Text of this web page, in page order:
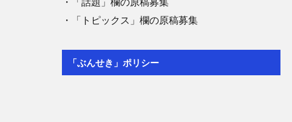
・「話題」欄の原稿募集
・「トピックス」欄の原稿募集
「ぶんせき」ポリシー